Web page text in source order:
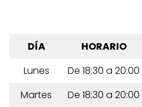
DÍA
HORARIO
Lunes
De 18:30 a 20:00
Martes
De 18:30 a 20:00